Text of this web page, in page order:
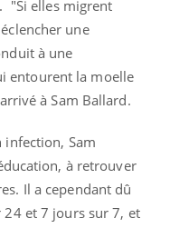
"Si elles migrent
une
à une
entourent la moelle
à Sam Ballard.
infection, Sam
à retrouver
Il a cependant dû
24 et 7 jours sur 7, et